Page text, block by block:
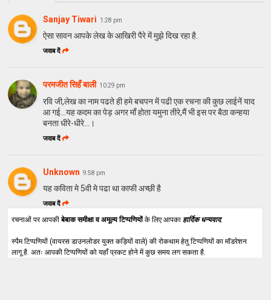
Sanjay Tiwari 1:28 pm
ऐसा सावन आपके लेख के आखिरी पैरे में मुझे दिख रहा है.
जवाब दें
परमजीत सिहँ बाली 10:29 pm
रवि जी,लेख का नाम पढते ही हमे बचपन में पढी एक रचना की कुछ लाईनें याद
आ गई...यह कदम का पेड़ अगर माँ होता यमुना तीरे,मैं भी इस पर बैठा कन्हया
बनता धीरे-धीरे...।
जवाब दें
Unknown 9:58 pm
यह कविता मे 5वी मे पढा था काफी अच्छी है
जवाब दें
रचनाओं पर आपकीबेबाक समीक्षा व अमूल्य टिप्पणियोंके लिए आपका हार्दिक धन्यवाद.
स्पैम टिप्पणियों (वायरस डाउनलोडर युक्त कड़ियों वाले) की रोकथाम हेतु टिप्पणियों का मॉडरेशन
लागू है. अतः आपकी टिप्पणियों को यहाँ प्रकट होने में कुछ समय लग सकता है.